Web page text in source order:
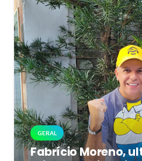
GERAL
Fabrício Moreno,